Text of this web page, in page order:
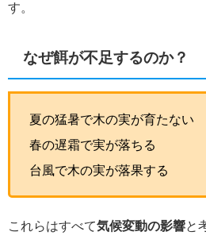
す。
なぜ餌が不足するのか？
夏の猛暑で木の実が育たない
春の遅霜で実が落ちる
台風で木の実が落果する
これらはすべて気候変動の影響と